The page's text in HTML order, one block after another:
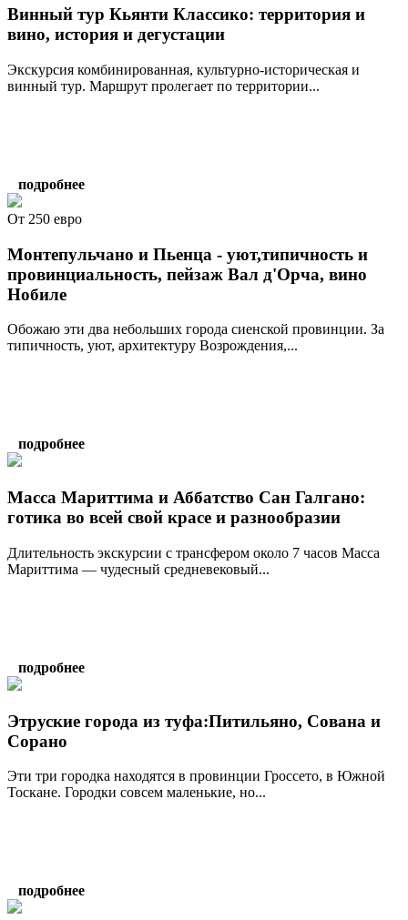
Винный тур Кьянти Классико: территория и
вино, история и дегустации
Экскурсия комбинированная, культурно-историческая и
винный тур. Маршрут пролегает по территории...
подробнее
От 250 евро
Монтепульчано и Пьенца - уют,типичность и
провинциальность, пейзаж Вал д'Орча, вино
Нобиле
Обожаю эти два небольших города сиенской провинции. За
типичность, уют, архитектуру Возрождения,...
подробнее
Масса Мариттима и Аббатство Сан Галгано:
готика во всей свой красе и разнообразии
Длительность экскурсии с трансфером около 7 часов Масса
Мариттима — чудесный средневековый...
подробнее
Этруские города из туфа:Питильяно, Сована и
Сорано
Эти три городка находятся в провинции Гроссето, в Южной
Тоскане. Городки совсем маленькие, но...
подробнее